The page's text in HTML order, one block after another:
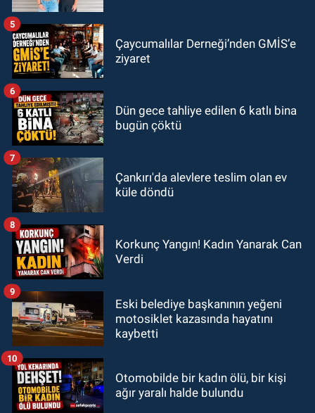
Çaycumalılar Derneği’nden GMİS’e
ziyaret
5
Dün gece tahliye edilen 6 katlı bina
bugün çöktü
6
Çankırı'da alevlere teslim olan ev
küle döndü
7
Korkunç Yangın! Kadın Yanarak Can
Verdi
8
Eski belediye başkanının yeğeni
motosiklet kazasında hayatını
kaybetti
9
Otomobilde bir kadın ölü, bir kişi
ağır yaralı halde bulundu
10